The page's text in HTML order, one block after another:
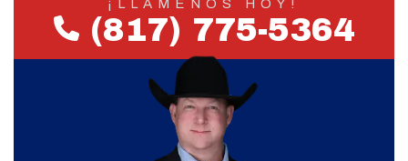
¡LLÁMENOS HOY!
(817) 775-5364